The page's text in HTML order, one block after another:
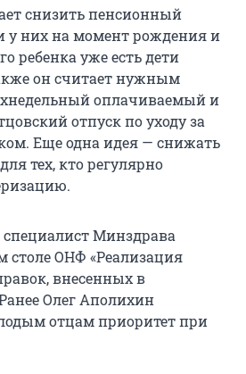
снизить пенсионный
у них на момент рождения и
ребенка уже есть дети
он считает нужным
оплачиваемый и
отпуск по уходу за
Еще одна идея — снижать
тех, кто регулярно
Минздрава
столе ОНФ «Реализация
внесенных в
Олег Аполихин
отцам приоритет при